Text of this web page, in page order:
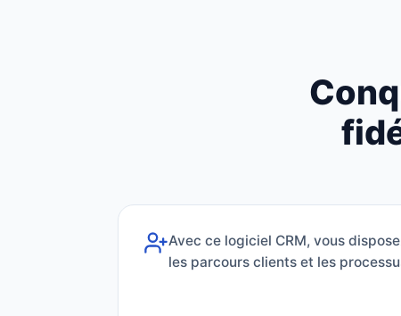
Avec ce logiciel CRM, vous
les parcours clients et les